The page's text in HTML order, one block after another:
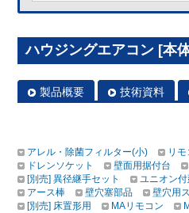
ハウジングエアコン [本
製品概要 技術資料
アレル・除菌フィルター(小) リ
ドレンソケット
壁面用据付台
[別売] 異径継手セット
ユニオン
アース棒
壁穴塞部品 壁穴用
[別売] 床置形用
MAリモコン